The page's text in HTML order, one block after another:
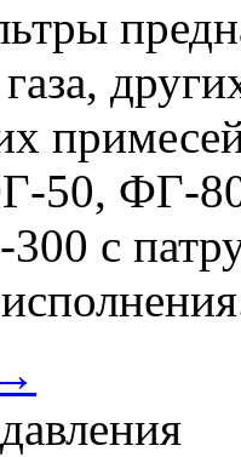
50, ФГ-
с